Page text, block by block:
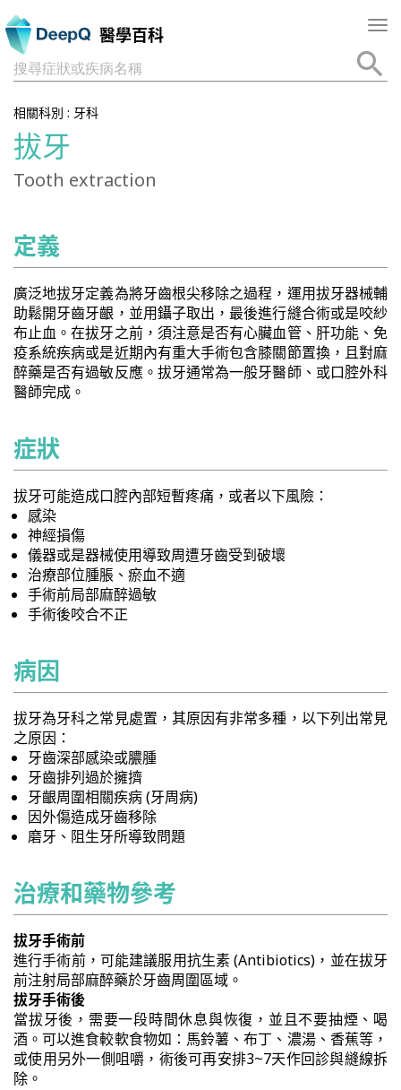
醫學百科
搜尋症狀或疾病名稱
相關科別 : 牙科
拔牙
Tooth extraction
定義
廣泛地拔牙定義為將牙齒根尖移除之過程，運用拔牙器械輔
助鬆開牙齒牙齦，並用鑷子取出，最後進行縫合術或是咬紗
布止血。在拔牙之前，須注意是否有心臟血管、肝功能、免
疫系統疾病或是近期內有重大手術包含膝關節置換，且對麻
醉藥是否有過敏反應。拔牙通常為一般牙醫師、或口腔外科
醫師完成。
症狀
拔牙可能造成口腔內部短暫疼痛，或者以下風險：
感染
神經損傷
儀器或是器械使用導致周遭牙齒受到破壞
治療部位腫脹、瘀血不適
手術前局部麻醉過敏
手術後咬合不正
病因
拔牙為牙科之常見處置，其原因有非常多種，以下列出常見
之原因：
牙齒深部感染或膿腫
牙齒排列過於擁擠
牙齦周圍相關疾病 (牙周病)
因外傷造成牙齒移除
磨牙、阻生牙所導致問題
治療和藥物參考
拔牙手術前
進行手術前，可能建議服用抗生素 (Antibiotics)，並在拔牙
前注射局部麻醉藥於牙齒周圍區域。
拔牙手術後
當拔牙後，需要一段時間休息與恢復，並且不要抽煙、喝
酒。可以進食較軟食物如：馬鈴薯、布丁、濃湯、香蕉等，
或使用另外一側咀嚼，術後可再安排3~7天作回診與縫線拆
除。